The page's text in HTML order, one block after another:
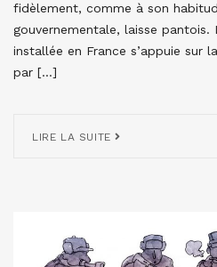
fidèlement, comme à son
gouvernementale, laisse
installée en France s’appuie sur
par […]
LIRE LA SUITE